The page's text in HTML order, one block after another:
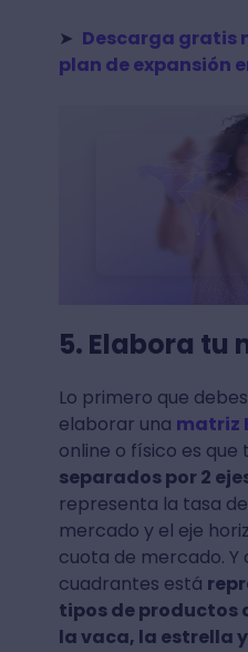
➤ Descarga gratis
plan de expansión
5. Elabora tu
Lo primero que
elaborar una matriz
online o físico es que
separados por 2
representa la tasa
mercado y el eje
cuota de mercado. Y
cuadrantes está
tipos de productos
la vaca, la estrella